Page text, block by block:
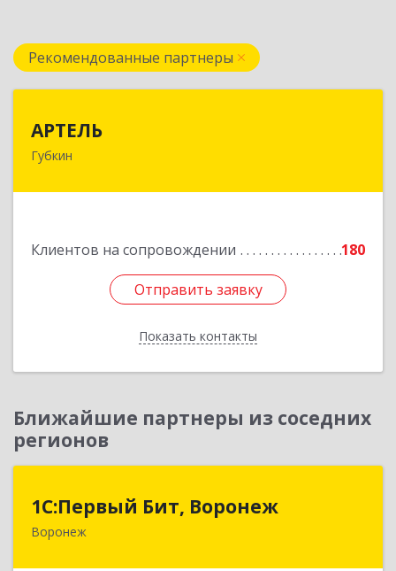
Рекомендованные партнеры
АРТЕЛЬ
Губкин
Клиентов на сопровождении 180
Отправить заявку
Показать контакты
309181, Белгородская обл, Губкинский р-н,
Отправить заявку
Назад
Ближайшие партнеры из соседних
регионов
1С:Первый Бит, Воронеж
Воронеж
1С:Первый Бит, Воронеж
394006, Воронежская обл, Воронеж г, 20-летия